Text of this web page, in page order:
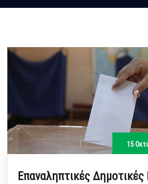
15
Επαναληπτικές Δημοτικές